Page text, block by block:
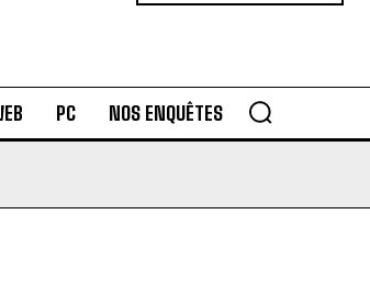
PC NOS ENQUÊTES